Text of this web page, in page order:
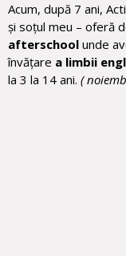
Acum, după 7 ani,
și soțul meu – oferă
afterschool unde
învățare a limbii
la 3 la 14 ani. (